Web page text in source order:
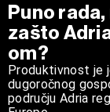
Puno
zašto
om?
Produktivnost je
dugoročnog
području Adria